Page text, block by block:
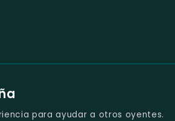
para ayudar a otros oyentes.